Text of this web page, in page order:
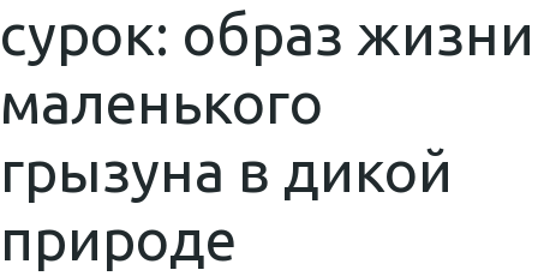
сурок: образ жизни
маленького
грызуна в дикой
природе